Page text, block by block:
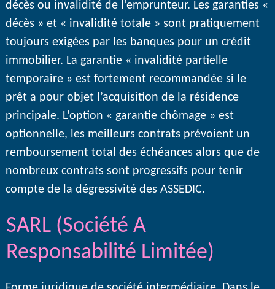
décès ou invalidité de l’emprunteur. Les garanties «
décès » et « invalidité totale » sont pratiquement
toujours exigées par les banques pour un crédit
immobilier. La garantie « invalidité partielle
temporaire » est fortement recommandée si le
prêt a pour objet l’acquisition de la résidence
principale. L’option « garantie chômage » est
optionnelle, les meilleurs contrats prévoient un
remboursement total des échéances alors que de
nombreux contrats sont progressifs pour tenir
compte de la dégressivité des ASSEDIC.
SARL (Société A
Responsabilité Limitée)